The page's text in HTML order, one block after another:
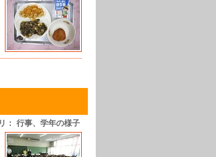
： 行事、学年の様子